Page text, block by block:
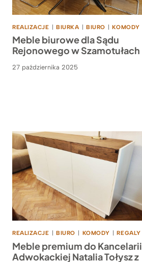
REALIZACJE | BIURKA | BIURO | KOMODY
Meble biurowe dla Sądu
Rejonowego w Szamotułach
27 października 2025
REALIZACJE BIURO KOMODY REGALY
Meble premium do Kancelarii
Adwokackiej Natalia Tołysz z